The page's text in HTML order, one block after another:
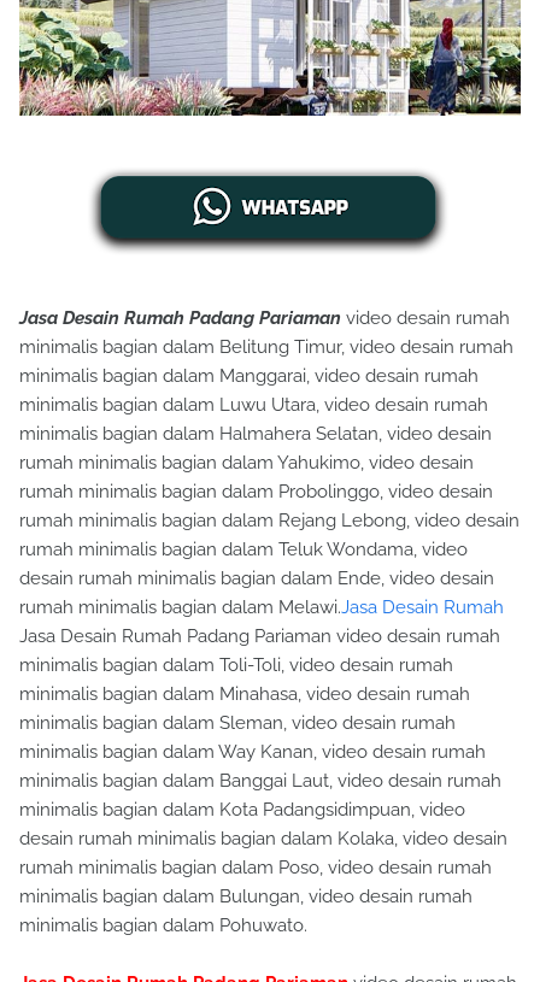
Jasa Desain Rumah Padang Pariaman video desain rumah
minimalis bagian dalam Belitung Timur, video desain rumah
minimalis bagian dalam Manggarai, video desain rumah
minimalis bagian dalam Luwu Utara, video desain rumah
minimalis bagian dalam Halmahera Selatan, video desain
rumah minimalis bagian dalam Yahukimo, video desain
rumah minimalis bagian dalam Probolinggo, video desain
rumah minimalis bagian dalam Rejang Lebong, video desain
rumah minimalis bagian dalam Teluk Wondama, video
desain rumah minimalis bagian dalam Ende, video desain
rumah minimalis bagian dalam Melawi.Jasa Desain Rumah
Jasa Desain Rumah Padang Pariaman video desain rumah
minimalis bagian dalam Toli-Toli, video desain rumah
minimalis bagian dalam Minahasa, video desain rumah
minimalis bagian dalam Sleman, video desain rumah
minimalis bagian dalam Way Kanan, video desain rumah
minimalis bagian dalam Banggai Laut, video desain rumah
minimalis bagian dalam Kota Padangsidimpuan, video
desain rumah minimalis bagian dalam Kolaka, video desain
rumah minimalis bagian dalam Poso, video desain rumah
minimalis bagian dalam Bulungan, video desain rumah
minimalis bagian dalam Pohuwato.